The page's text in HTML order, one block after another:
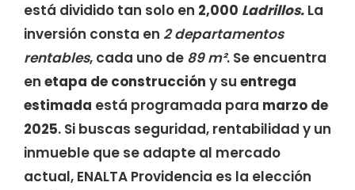
está dividido tan solo en 2,000 Ladrillos. La
inversión consta en 2 departamentos
rentables, cada uno de 89 m². Se encuentra
en etapa de construcción y su entrega
estimada está programada para marzo de
2025. Si buscas seguridad, rentabilidad y un
inmueble que se adapte al mercado
actual, ENALTA Providencia es la elección